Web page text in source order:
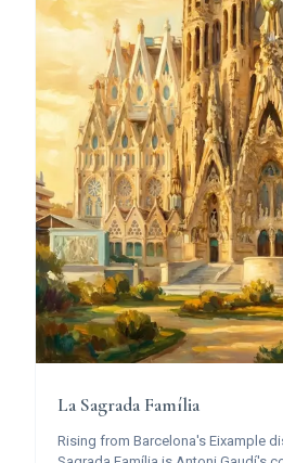
La Sagrada Família
Rising from Barcelona's Eixample